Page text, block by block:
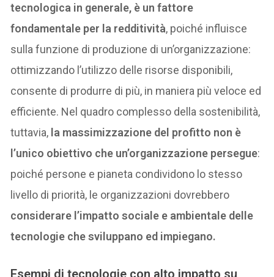
tecnologica in generale, è un fattore
fondamentale per la redditività, poiché influisce
sulla funzione di produzione di un’organizzazione:
ottimizzando l’utilizzo delle risorse disponibili,
consente di produrre di più, in maniera più veloce ed
efficiente. Nel quadro complesso della sostenibilità,
tuttavia, la massimizzazione del profitto non è
l’unico obiettivo che un’organizzazione persegue:
poiché persone e pianeta condividono lo stesso
livello di priorità, le organizzazioni dovrebbero
considerare l’impatto sociale e ambientale delle
tecnologie che sviluppano ed impiegano.
Esempi di tecnologie con alto impatto su